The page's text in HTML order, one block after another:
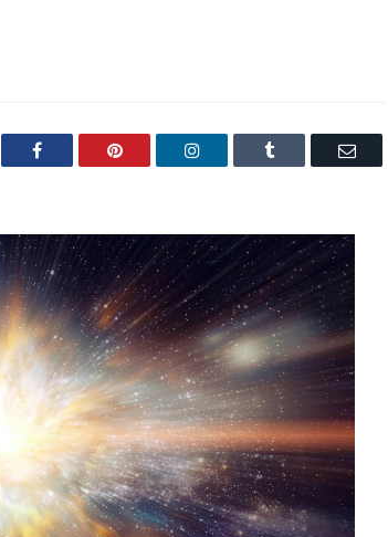
Facebook Pinterest LinkedIn Tumblr Email